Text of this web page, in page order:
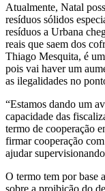
Atualmente, Natal
resíduos sólidos
resíduos a Urbana
reais que saem dos
Thiago Mesquita, é
pois vai haver um
as ilegalidades no
“Estamos dando um
capacidade das
termo de cooperação
firmar cooperação
ajudar
O termo tem por base
sobre a proibição do